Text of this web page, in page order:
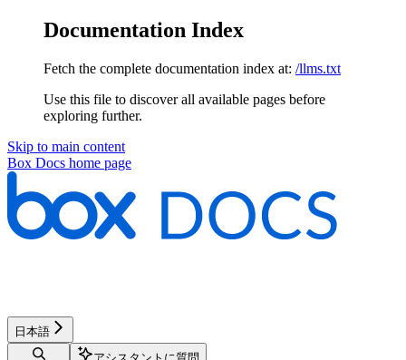
Documentation Index
Fetch the complete documentation index at: /llms.txt
Use this file to discover all available pages before
exploring further.
Skip to main content
Box Docs home page
日本語